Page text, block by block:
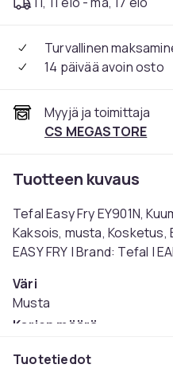
Turvallinen
14 päivää avoin osto
Myyjä ja toimittaja
CS MEGASTORE
Tuotteen kuvaus
Tefal Easy Fry EY901N,
Kaksois, musta, Kosketus,
EASY FRY | Brand: Tefal |
Väri
Musta
Korien määrä
Teho
Tuotetiedot